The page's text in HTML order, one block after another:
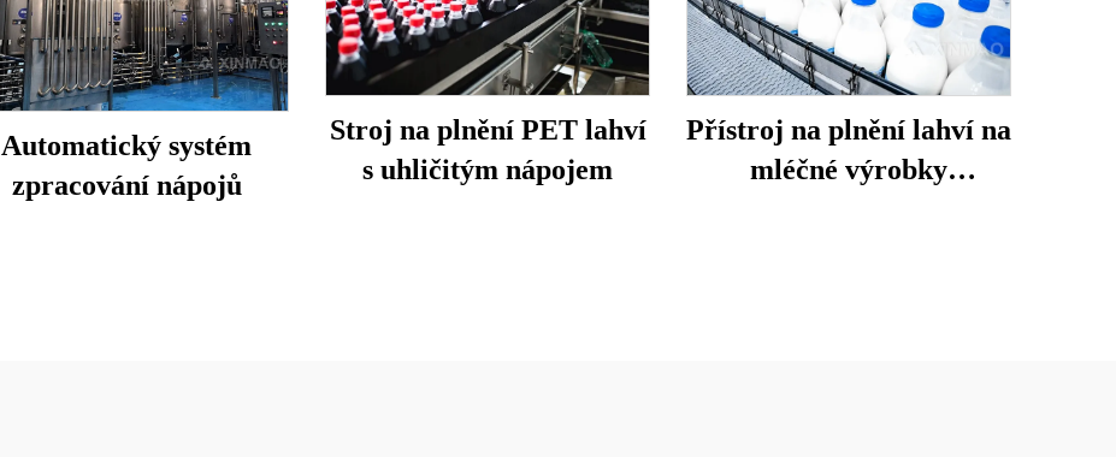
Automatický systém
zpracování nápojů
Stroj na plnění PET lahví
s uhličitým nápojem
Přístroj na plnění lahví na
mléčné výrobky